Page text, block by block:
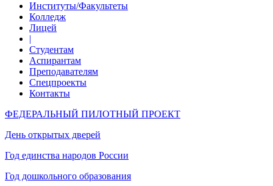
Институты/Факультеты
Колледж
Лицей
|
Студентам
Аспирантам
Преподавателям
Спецпроекты
Контакты
ФЕДЕРАЛЬНЫЙ ПИЛОТНЫЙ ПРОЕКТ
День открытых дверей
Год единства народов России
Год дошкольного образования